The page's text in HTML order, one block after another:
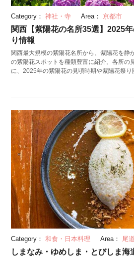
Category： 神社・寺 Area： 京都市
関西【紫陽花の名所35選】2025
り情報
関西最大規模の紫陽花名所から、紫陽花を静
の紫陽花スポットを種類豊富に紹介。各所の
に、2025年の紫陽花の見頃時期や紫陽花祭
Category： 和食・日本料理 Area： 尾
しまなみ・ゆめしま・とびしま海